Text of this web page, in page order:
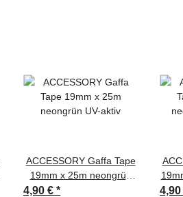
ACCESSORY Gaffa Tape
19mm x 25m neongrün
4,90 € *